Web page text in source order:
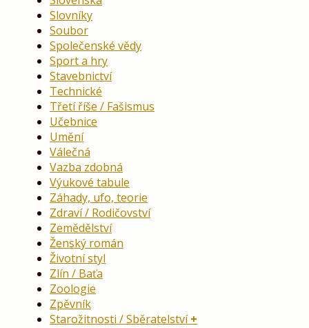
Slovníky
Soubor
Společenské vědy
Sport a hry
Stavebnictví
Technické
Třetí říše / Fašismus
Učebnice
Umění
Válečná
Vazba zdobná
Výukové tabule
Záhady, ufo, teorie
Zdraví / Rodičovství
Zemědělství
Ženský román
Životní styl
Zlín / Baťa
Zoologie
Zpěvník
Starožitnosti / Sběratelství